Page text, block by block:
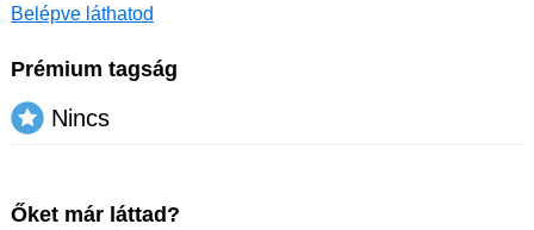
Belépve láthatod
Prémium tagság
Nincs
Őket már láttad?